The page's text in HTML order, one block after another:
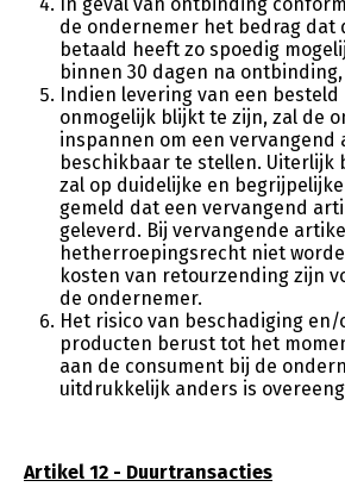
de ondernemer het bedrag dat
betaald heeft zo spoedig
binnen 30 dagen na
Indien levering van een
onmogelijk blijkt te zijn, zal de
inspannen om een vervangend
beschikbaar te stellen. Uiterlijk
zal op duidelijke en
gemeld dat een vervangend
geleverd. Bij vervangende
hetherroepingsrecht niet
kosten van retourzending zijn
de ondernemer.
Het risico van beschadiging
producten berust tot het
aan de consument bij de
uitdrukkelijk anders is
Artikel 12 - Duurtransacties